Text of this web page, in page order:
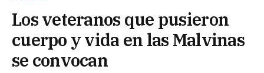
Los veteranos que pusieron
cuerpo y vida en las Malvinas
se convocan